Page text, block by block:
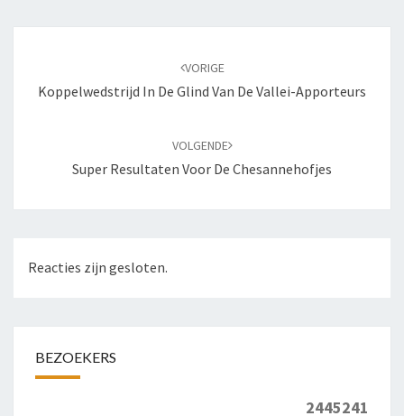
VORIGE
Koppelwedstrijd In De Glind Van De Vallei-Apporteurs
VOLGENDE
Super Resultaten Voor De Chesannehofjes
Reacties zijn gesloten.
BEZOEKERS
2445241